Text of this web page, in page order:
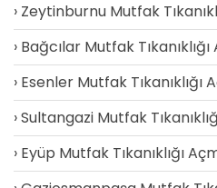
Zeytinburnu Mutfak
Bağcılar Mutfak
Esenler Mutfak Tıkanıklığı
Sultangazi Mutfak
Eyüp Mutfak Tıkanıklığı